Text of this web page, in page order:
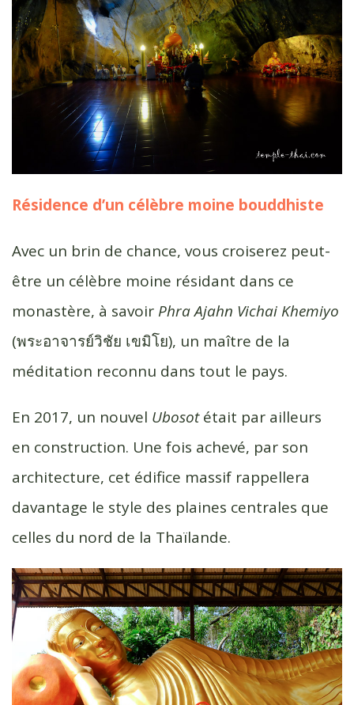
Résidence d’un célèbre moine bouddhiste
Avec un brin de chance, vous croiserez peut-
être un célèbre moine résidant dans ce
monastère, à savoir Phra Ajahn Vichai Khemiyo
(พระ​อาจารย์​วิชัย​ เขมิโย), un maître de la
méditation reconnu dans tout le pays.
En 2017, un nouvel Ubosotétait par ailleurs
en construction. Une fois achevé, par son
architecture, cet édifice massif rappellera
davantage le style des plaines centrales que
celles du nord de la Thaïlande.